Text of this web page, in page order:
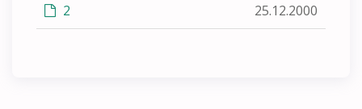
2 25.12.2000